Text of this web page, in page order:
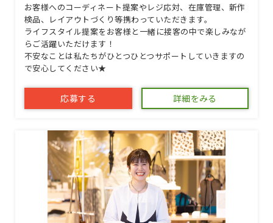
お客様へのコーディネート提案やレジ応対、在庫管理、新作
検品、レイアウトづくり等携わっていただきます。
ライフスタイル提案をお客様と一緒に接客の中で楽しみなが
らご活躍いただけます！
不安なことは私たちがひとつひとつサポートしていきますの
で安心してください★
応募する 詳細をみる